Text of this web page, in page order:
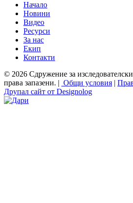
Основно меню
Начало
Новини
Видео
Ресурси
За нас
Екип
Контакти
© 2026 Сдружение за
права запазени. | Общи условия |
Друпал сайт от Designolog